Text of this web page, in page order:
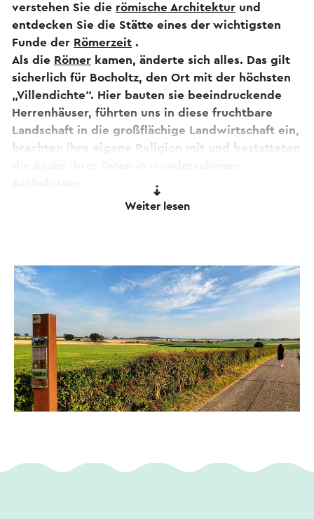
verstehen Sie die römische Architektur und
entdecken Sie die Stätte eines der wichtigsten
Funde der Römerzeit .
Als die Römer kamen, änderte sich alles. Das gilt
sicherlich für Bocholtz, den Ort mit der höchsten
„Villendichte“. Hier bauten sie beeindruckende
Herrenhäuser, führten uns in diese fruchtbare
Landschaft in die großflächige Landwirtschaft ein,
brachten ihre eigene Religion mit und bestatteten
Sie können auf dem Parkplatz in der
PDF heruntergeladen werden (siehe 'Download'
unter 'PDF drucken'). Hier finden Sie ein pdf mit
einer schriftlichen Wegbeschreibung.
Wenn Sie Kommentare zur Route haben, melden
Sie diese bitte anroutepunt@visitzuidlimburg.nl.
Eine vollständige Wanderkarte mit Dutzenden
anderer Wanderrouten in dieser Region kann
einfach überwww.visitzuidlimburg.nl/webshop
bestellt werden.
Weiter lesen